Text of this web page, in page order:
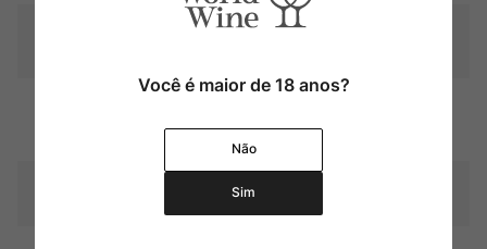
Graduação Alcóoli
Você é maior de 18 anos?
Não
Sim